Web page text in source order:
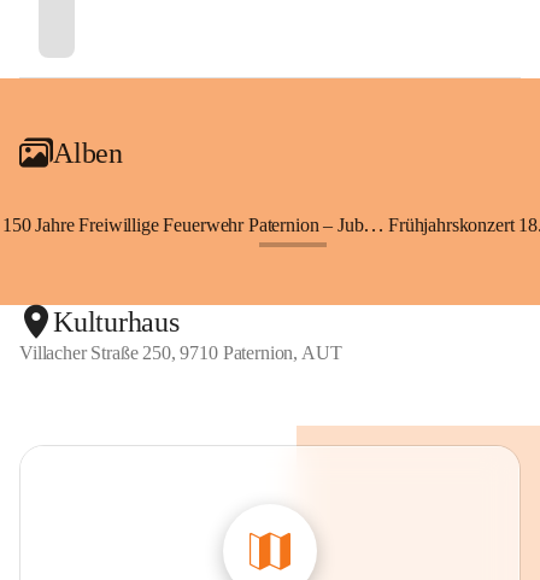
Alben
150 Jahre Freiwillige Feuerwehr Paternion – Jubiläumsfest Frühjahrskonzert
Kulturhaus
Villacher Straße 250, 9710 Paternion, AUT